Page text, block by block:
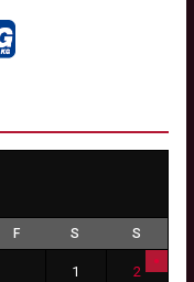
F S S
1 2